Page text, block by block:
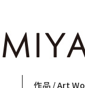
作品 / Art